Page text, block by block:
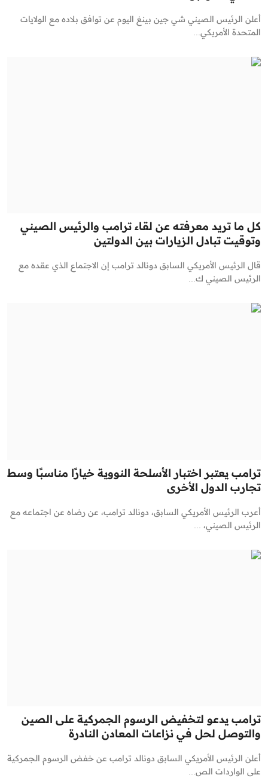
أعلن الرئيس الصيني شي جين بينغ اليوم عن توافق بلاده مع الولايات
المتحدة الأمريكي...
كل ما تريد معرفته عن لقاء ترامب والرئيس الصيني
وتوقيت تبادل الزيارات بين الدولتين
قال الرئيس الأمريكي السابق دونالد ترامب إن الاجتماع الذي عقده مع
الرئيس الصيني ك...
ترامب يعتبر اختبار الأسلحة النووية خيارًا مناسبًا وسط
تجارب الدول الأخرى
أعرب الرئيس الأمريكي السابق، دونالد ترامب، عن رضاه عن اجتماعه مع
الرئيس الصيني، ...
ترامب يدعو لتخفيض الرسوم الجمركية على الصين
والتوصل لحل في نزاعات المعادن النادرة
أعلن الرئيس الأمريكي السابق دونالد ترامب عن خفض الرسوم الجمركية
على الواردات الص...